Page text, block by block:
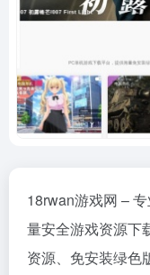
18rwan游戏网 –
量安全游戏资源下
资源、免安装绿色